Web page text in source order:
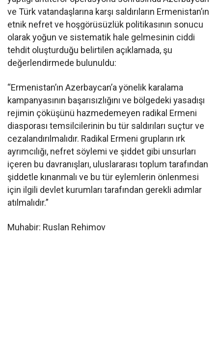
ve Türk vatandaşlarına karşı saldırıların Ermenistan’ın
etnik nefret ve hoşgörüsüzlük politikasının sonucu
olarak yoğun ve sistematik hale gelmesinin ciddi
tehdit oluşturduğu belirtilen açıklamada, şu
değerlendirmede bulunuldu:
“Ermenistan’ın Azerbaycan’a yönelik karalama
kampanyasının başarısızlığını ve bölgedeki yasadışı
rejimin çöküşünü hazmedemeyen radikal Ermeni
diasporası temsilcilerinin bu tür saldırıları suçtur ve
cezalandırılmalıdır. Radikal Ermeni grupların ırk
ayrımcılığı, nefret söylemi ve şiddet gibi unsurları
içeren bu davranışları, uluslararası toplum tarafından
şiddetle kınanmalı ve bu tür eylemlerin önlenmesi
için ilgili devlet kurumları tarafından gerekli adımlar
atılmalıdır.”
Muhabir: Ruslan Rehimov